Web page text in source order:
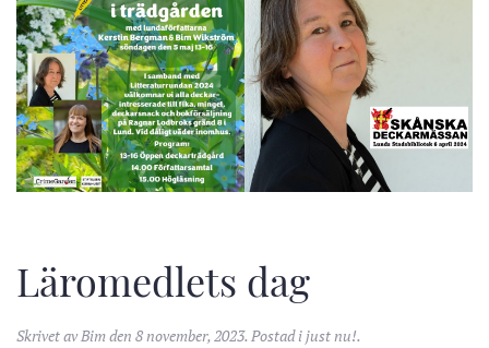
Läromedlets dag
Skrivet avBimden 8 november, 2023. Postad ijust nu!.